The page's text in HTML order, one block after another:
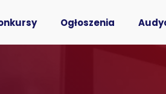
Ogłoszenia